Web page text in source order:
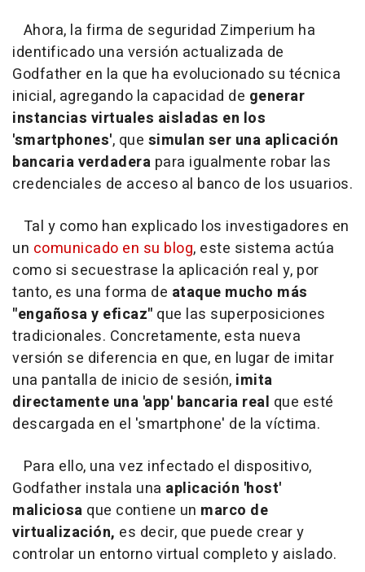
Ahora, la firma de seguridad Zimperium ha
identificado una versión actualizada de
Godfather en la que ha evolucionado su técnica
inicial, agregando la capacidad de generar
instancias virtuales aisladas en los
'smartphones', que simulan ser una aplicación
bancaria verdadera para igualmente robar las
credenciales de acceso al banco de los usuarios.
Tal y como han explicado los investigadores en
un comunicado en su blog, este sistema actúa
como si secuestrase la aplicación real y, por
tanto, es una forma de ataque mucho más
"engañosa y eficaz" que las superposiciones
tradicionales. Concretamente, esta nueva
versión se diferencia en que, en lugar de imitar
una pantalla de inicio de sesión, imita
directamente una 'app' bancaria real que esté
descargada en el 'smartphone' de la víctima.
Para ello, una vez infectado el dispositivo,
Godfather instala una aplicación 'host'
maliciosa que contiene un marco de
virtualización, es decir, que puede crear y
controlar un entorno virtual completo y aislado.